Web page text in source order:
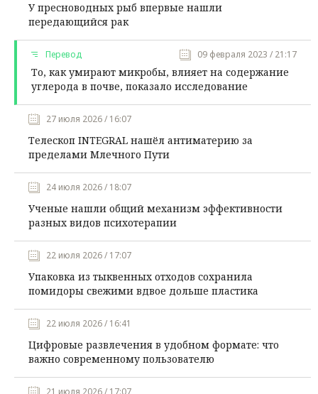
У пресноводных рыб впервые нашли
передающийся рак
Перевод 09 февраля 2023 / 21:17
То, как умирают микробы, влияет на содержание
углерода в почве, показало исследование
27 июля 2026 / 16:07
Телескоп INTEGRAL нашёл антиматерию за
пределами Млечного Пути
24 июля 2026 / 18:07
Ученые нашли общий механизм эффективности
разных видов психотерапии
22 июля 2026 / 17:07
Упаковка из тыквенных отходов сохранила
помидоры свежими вдвое дольше пластика
22 июля 2026 / 16:41
Цифровые развлечения в удобном формате: что
важно современному пользователю